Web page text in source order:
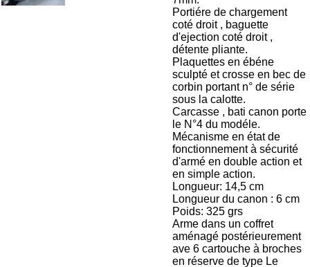
Portiére de chargement
coté droit , baguette
d'ejection coté droit ,
détente pliante.
Plaquettes en ébéne
sculpté et crosse en bec de
corbin portant n° de série
sous la calotte.
Carcasse , bati canon porte
le N°4 du modéle.
Mécanisme en état de
fonctionnement à sécurité
d'armé en double action et
en simple action.
Longueur: 14,5 cm
Longueur du canon : 6 cm
Poids: 325 grs
Arme dans un coffret
aménagé postérieurement
ave 6 cartouche à broches
en réserve de type Le